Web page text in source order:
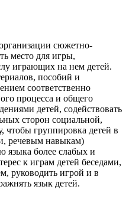
сюжетно-
место для игры,
играющих на нем детей.
пособий и
соответственно
процесса и общего
детей, содействовать
сторон социальной,
чтобы группировка детей в
речевым навыкам)
языка более слабых и
к играм детей беседами,
руководить игрой и в
язык детей.